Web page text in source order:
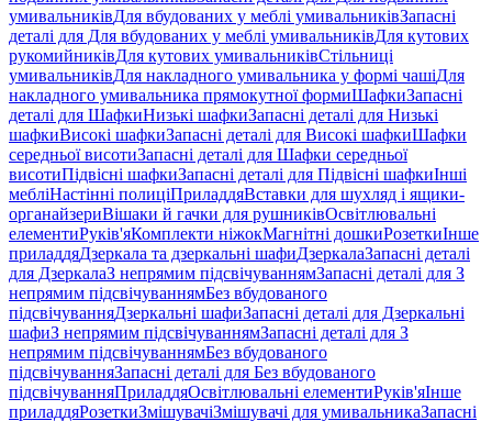
умивальниківДля вбудованих у меблі умивальниківЗапасні
деталі для Для вбудованих у меблі умивальниківДля кутових
рукомийниківДля кутових умивальниківСтільниці
умивальниківДля накладного умивальника у формі чашіДля
накладного умивальника прямокутної формиШафкиЗапасні
деталі для ШафкиНизькі шафкиЗапасні деталі для Низькі
шафкиВисокі шафкиЗапасні деталі для Високі шафкиШафки
середньої висотиЗапасні деталі для Шафки середньої
висотиПідвісні шафкиЗапасні деталі для Підвісні шафкиІнші
мебліНастінні полиціПриладдяВставки для шухляд і ящики-
органайзериВішаки й гачки для рушниківОсвітлювальні
елементиРуків'яКомплекти ніжокМагнітні дошкиРозеткиІнше
приладдяДзеркала та дзеркальні шафиДзеркалаЗапасні деталі
для ДзеркалаЗ непрямим підсвічуваннямЗапасні деталі для З
непрямим підсвічуваннямБез вбудованого
підсвічуванняДзеркальні шафиЗапасні деталі для Дзеркальні
шафиЗ непрямим підсвічуваннямЗапасні деталі для З
непрямим підсвічуваннямБез вбудованого
підсвічуванняЗапасні деталі для Без вбудованого
підсвічуванняПриладдяОсвітлювальні елементиРуків'яІнше
приладдяРозеткиЗмішувачіЗмішувачі для умивальникаЗапасні